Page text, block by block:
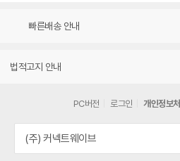
빠른배송 안내
법적고지 안내
PC버전 로그인 개인정보
(주) 커넥트웨이브